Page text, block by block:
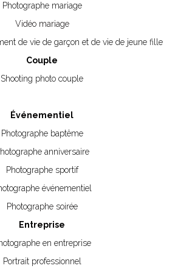
Photographe mariage
Vidéo mariage
de vie de garçon et de vie de jeune fille
Couple
Shooting photo couple
Événementiel
Photographe baptême
anniversaire
Photographe sportif
événementiel
Photographe soirée
Entreprise
en entreprise
Portrait professionnel